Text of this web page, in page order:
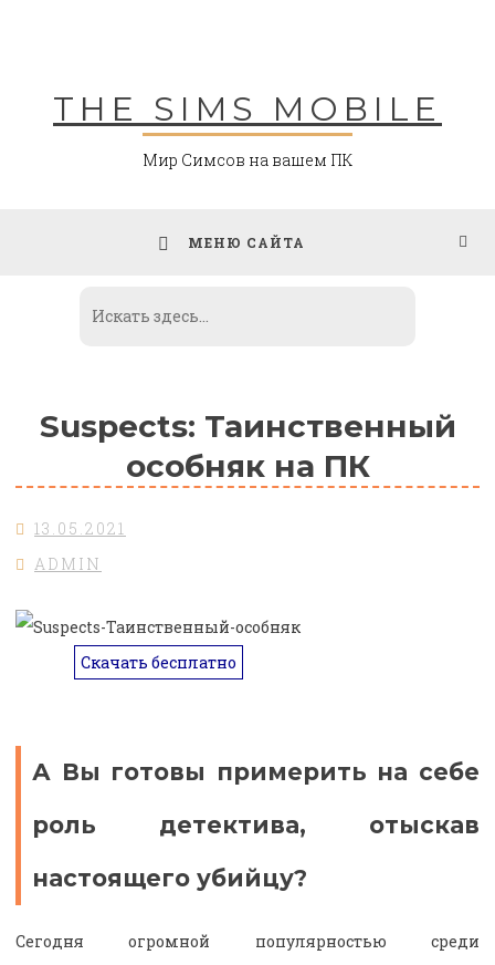
THE SIMS MOBILE
Мир Симсов на вашем ПК
МЕНЮ САЙТА
Suspects: Таинственный
особняк на ПК
13.05.2021
ADMIN
Скачать бесплатно
А Вы готовы примерить на себе
роль детектива, отыскав
настоящего убийцу?
Сегодня огромной популярностью среди